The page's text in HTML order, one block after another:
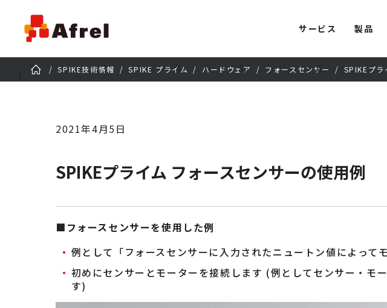
サービス 製品
SPIKE技術情報 SPIKE プライム ハードウェア フォースセンサー SPIKEプラ
2021年4月5日
SPIKEプライム フォースセンサーの使用例
■フォースセンサーを使用した例
例として「フォースセンサーに入力されたニュートン値によって
初めにセンサーとモーターを接続します (例としてセンサー・モ
す)